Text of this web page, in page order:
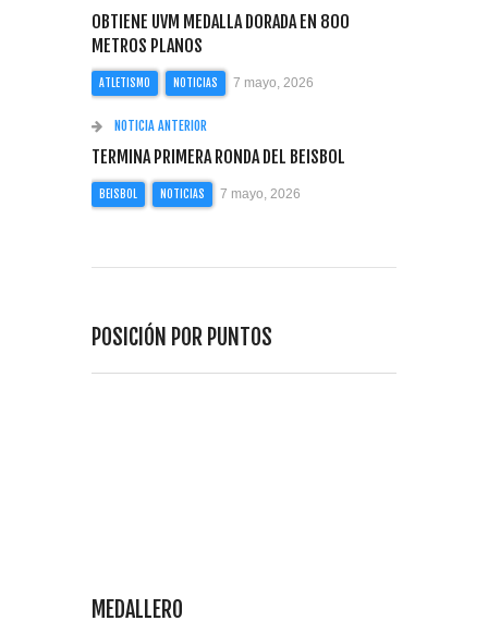
OBTIENE UVM MEDALLA DORADA EN 800
METROS PLANOS
ATLETISMO NOTICIAS 7 mayo, 2026
NOTICIA ANTERIOR
TERMINA PRIMERA RONDA DEL BEISBOL
BEISBOL NOTICIAS 7 mayo, 2026
POSICIÓN POR PUNTOS
MEDALLERO